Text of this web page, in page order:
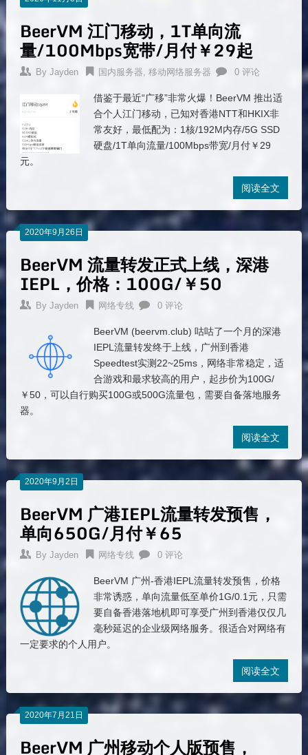
BeerVM 江门移动，1T单向流
量/100Mbps宽带/月付￥29起
By Jayden 国内服务器, 移动网络服务器 0 评论
借鉴于最近“广移”非常火爆！BeerVM 推出适
合个人江门移动，已知对香港NTT和HKIX非
常友好，最低配为：1核/192M内存/5G SSD
硬盘/1T单向流量/100Mbps带宽/月付￥29
元。
阅读全文
2020年9月26日
BeerVM 流量转发正式上线，深港
IEPL，价格：100G/￥50
By Jayden 网络专线 0 评论
BeerVM (beervm.club) 咕咕了一个月的深港
IEPL流量转发终于上线，广州到香港
Speedtest实测22~25ms，网络非常稳定，适
合游戏和最求较高的用户，起步价为100G/
￥50，可以自行购买100G或500G流量包，需要自备落地服务
器。
阅读全文
2020年9月2日
BeerVM 广港IEPL流量转发预售，
单向650G/月付￥65
By Jayden 网络专线 0 评论
BeerVM 广州-香港IEPL流量转发预售，价格
非常诱惑，单向流量低至单价1G/0.1元，只需
要自备香港落地机即可享受广州到香港仅仅几
毫秒延迟的企业级网络服务。很适合对网络有
一定要求的个人用户。
阅读全文
2020年7月21日
BeerVM 广州移动个人版预售，